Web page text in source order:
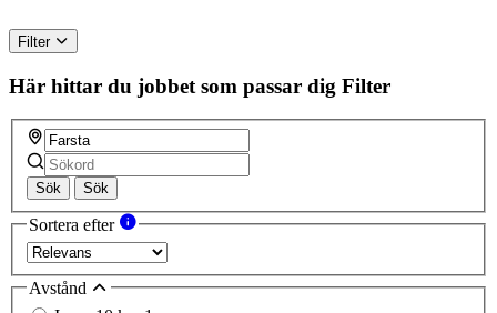
Filter
Här hittar du jobbet som passar dig Filter
Sök Sök
Sortera efter
Avstånd